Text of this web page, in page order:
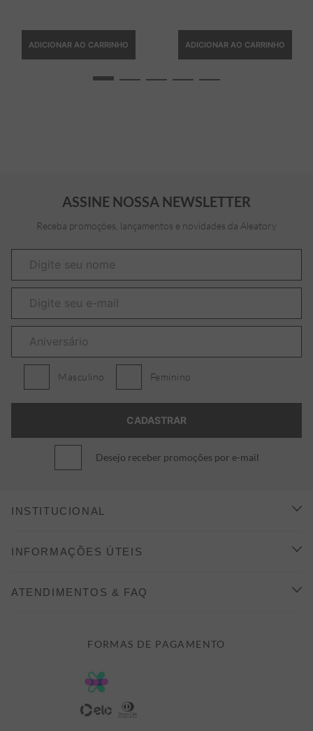
ADICIONAR AO CARRINHO ADICIONAR AO CARRINHO
ASSINE NOSSA NEWSLETTER
Receba promoções, lançamentos e novidades da Aleatory
Masculino Feminino
Desejo receber promoções por e-mail
INSTITUCIONAL
CONHEÇA A ALEATORY
INFORMAÇÕES ÚTEIS
FORMAS DE PAGAMENTO
POLÍTICA DE PRIVACIDADE
ATENDIMENTOS & FAQ
FORMAS DE PAGAMENTO